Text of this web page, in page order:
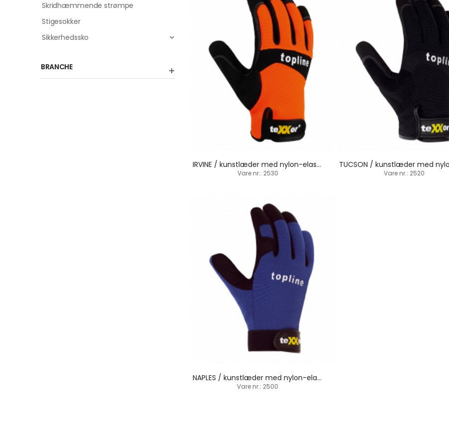
Skridhæmmende strømpe
Stigesokker
Sikkerhedssko
BRANCHE
IRVINE / kunstlæder med nylon-elastan / velcrolukning
Vare nr.: 2530 Vare nr.: 2520
NAPLES / kunstlæder med nylon-elastan / velcrolukning
Vare nr.: 2500